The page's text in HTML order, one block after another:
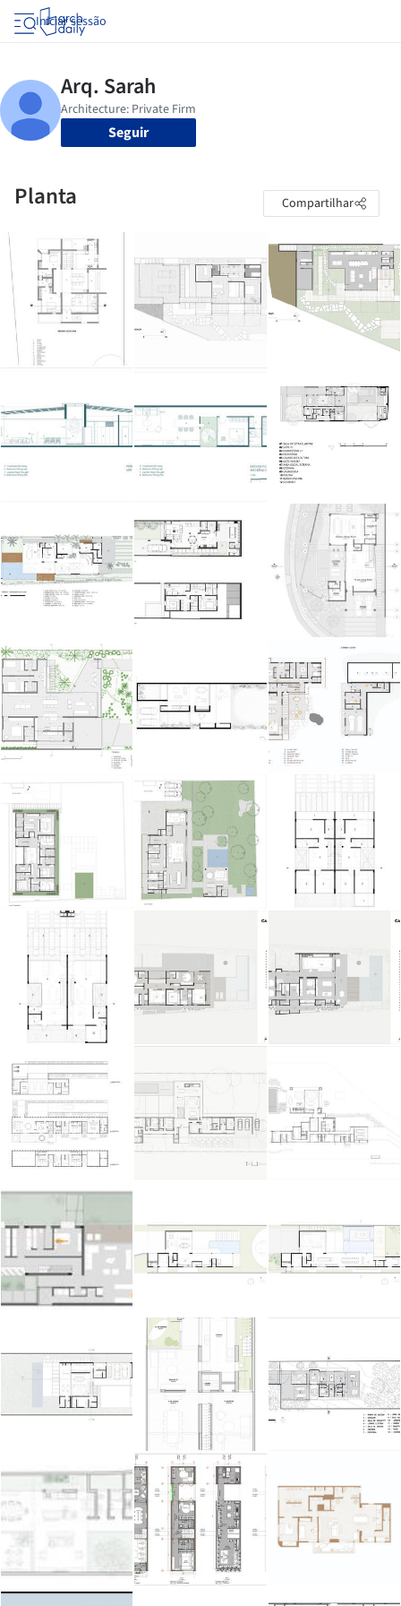
Iniciar sessão
Seguir
Planta Compartilhar